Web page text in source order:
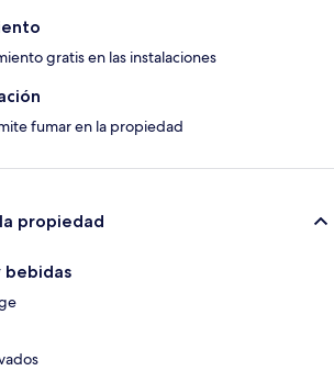
gratis en las instalaciones
fumar en la propiedad
propiedad
bebidas